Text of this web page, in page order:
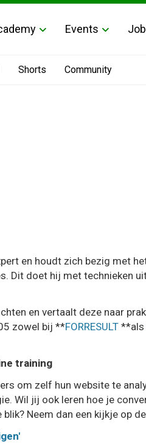
Events
Shorts Community
en houdt zich bezig met
Dit doet hij met technieken
en vertaalt deze naar
zowel bij **FORRESULT **als
training
om zelf hun website te
Wil jij ook leren hoe je
Neem dan een kijkje op